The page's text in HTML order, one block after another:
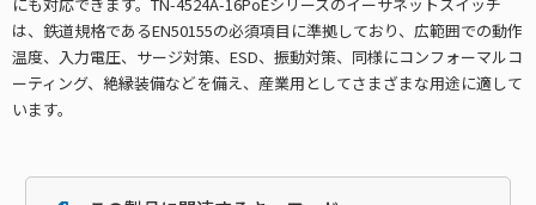
にも対応できます。TN-4524A-16PoEシリーズのイーサネットスイッチ
は、鉄道規格であるEN50155の必須項目に準拠しており、広範囲での動作
温度、入力電圧、サージ対策、ESD、振動対策、同様にコンフォーマルコ
ーティング、絶縁装備などを備え、産業用としてさまざまな用途に適して
います。